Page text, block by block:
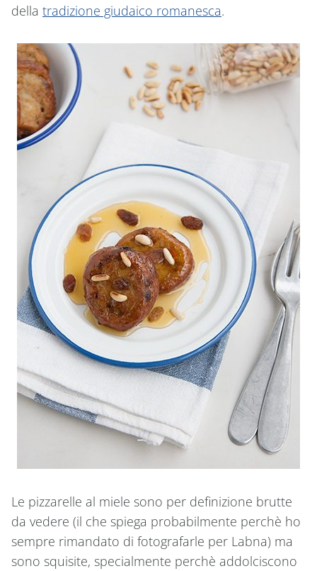
della tradizione giudaico romanesca.
Le pizzarelle al miele sono per definizione brutte
da vedere (il che spiega probabilmente perchè ho
sempre rimandato di fotografarle per Labna) ma
sono squisite, specialmente perchè addolciscono